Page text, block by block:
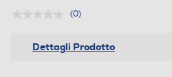
(0)
Dettagli Prodotto